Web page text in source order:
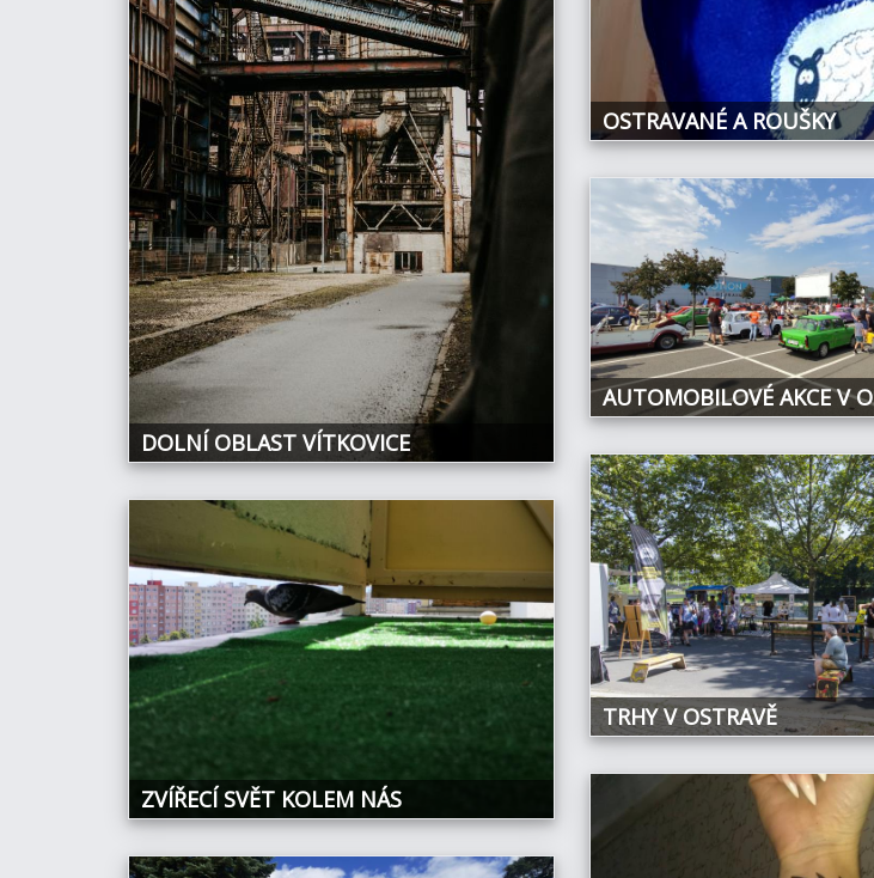
OSTRAVANÉ A ROUŠKY
DOLNÍ OBLAST VÍTKOVICE
AUTOMOBILOVÉ AKCE V
TRHY V OSTRAVĚ
ZVÍŘECÍ SVĚT KOLEM NÁS